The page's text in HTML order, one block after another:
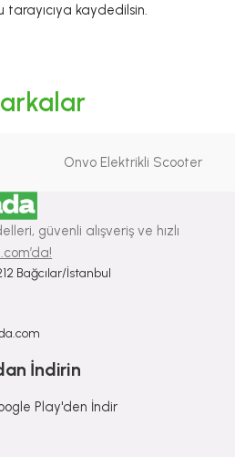
kaydedilsin.
Onvo Elektrikli Scooter
güvenli alışveriş ve hızlı
Bağcılar/İstanbul
İndirin